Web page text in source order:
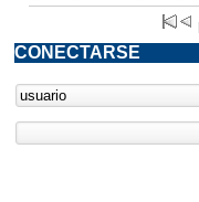
CONECTARSE